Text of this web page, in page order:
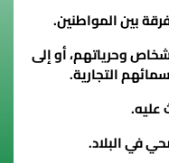
بين المواطنين.
وحرياتهم، أو إلى
التجارية.
عليه.
في البلاد.